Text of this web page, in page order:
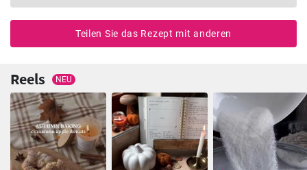
Teilen Sie das Rezept mit anderen
Reels NEU